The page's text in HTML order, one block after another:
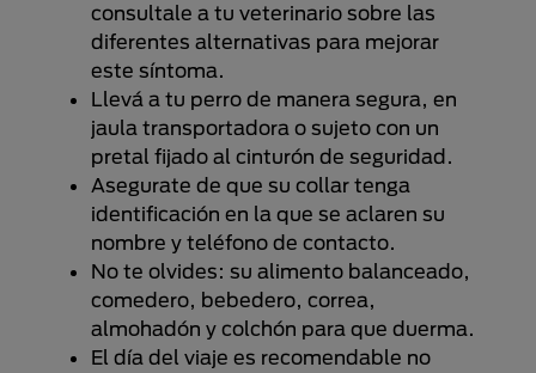
consultale a tu veterinario sobre las
diferentes alternativas para mejorar
este síntoma.
Llevá a tu perro de manera segura, en
jaula transportadora o sujeto con un
pretal fijado al cinturón de seguridad.
Asegurate de que su collar tenga
identificación en la que se aclaren su
nombre y teléfono de contacto.
No te olvides: su alimento balanceado,
comedero, bebedero, correa,
almohadón y colchón para que duerma.
El día del viaje es recomendable no